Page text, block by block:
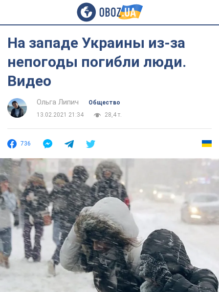
На западе Украины из-за
непогоды погибли люди.
Видео
Ольга Липич
Общество
13.02.2021 21:34
28,4 т.
736